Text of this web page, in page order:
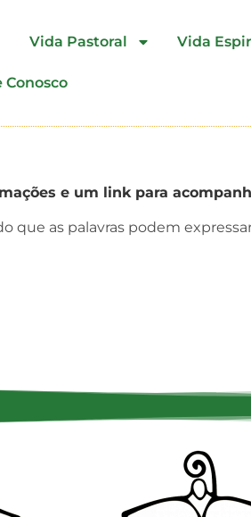
Vida Pastoral Vida
Conosco
e um link para
que as palavras podem